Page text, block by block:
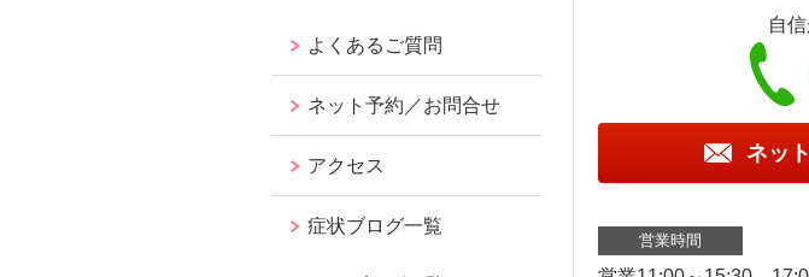
自
ネッ
営業時間
よくあるご質問
ネット予約／お問合せ
アクセス
症状ブログ一覧